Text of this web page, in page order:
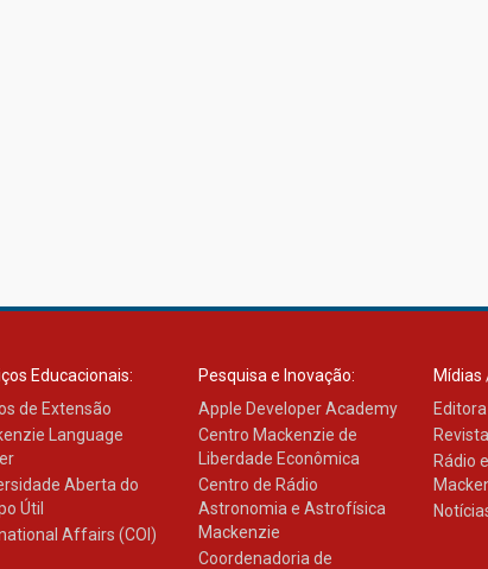
Educacionais:
de Extensão
Language
Aberta do
Útil
Affairs (COI)
Pesquisa e Inovação:
Apple Developer Academy
Centro Mackenzie de
Liberdade Econômica
Centro de Rádio
Astronomia e Astrofísica
Mackenzie
Coordenadoria de
Mídias
Rádio